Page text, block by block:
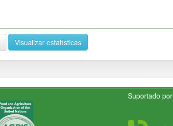
Visualizar estatísticas
Suportado por